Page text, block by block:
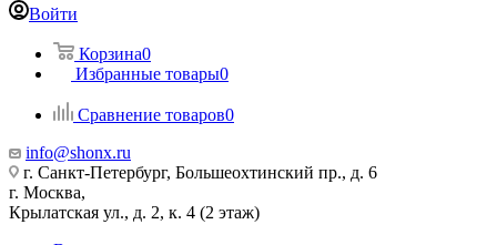
Войти
Корзина0
Избранные товары0
Сравнение товаров0
info@shonx.ru
г. Санкт-Петербург, Большеохтинский пр., д. 6
г. Москва,
Крылатская ул., д. 2, к. 4 (2 этаж)